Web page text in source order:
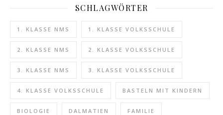
SCHLAGWÖRTER
1. KLASSE NMS 1. KLASSE VOLKSSCHULE
2. KLASSE NMS 2. KLASSE VOLKSSCHULE
3. KLASSE NMS 3. KLASSE VOLKSSCHULE
4. KLASSE VOLKSSCHULE BASTELN MIT KINDERN
BIOLOGIE DALMATIEN FAMILIE